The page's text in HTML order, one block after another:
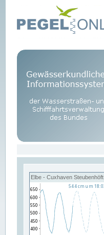
Elbe - Cuxhaven Steubenhöft